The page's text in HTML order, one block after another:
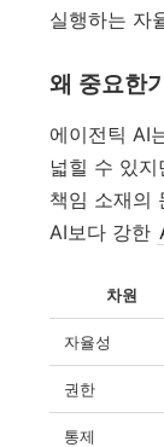
실행하는 자
왜 중요한
에이전틱 AI
넓힐 수 있지
책임 소재의
AI보다 강한
차원
자율성
권한
통제